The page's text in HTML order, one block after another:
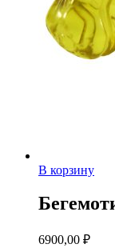
В корзину
6900,00 ₽